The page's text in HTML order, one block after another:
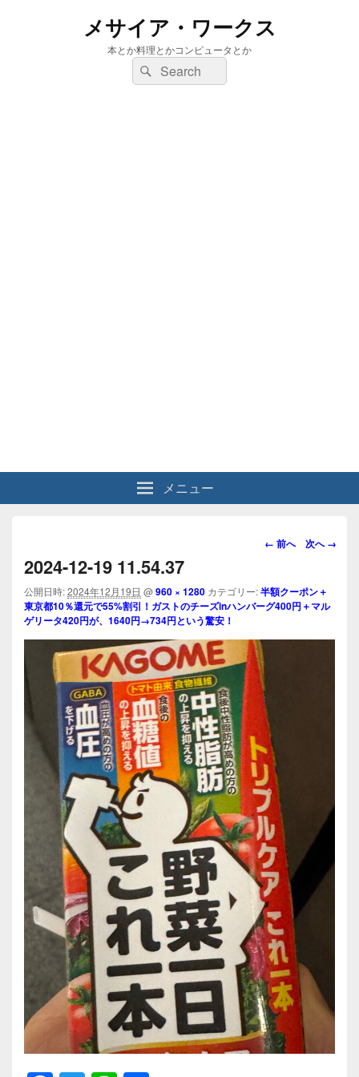
メサイア・ワークス
本とか料理とかコンピュータとか
検
索:
検
索
メニュー
画
ビ
ゲ
シ
ョ
ン
← 前へ 次へ →
2024-12-19 11.54.37
公開日時:2024年12月19日 @960 × 1280 カテゴリー:半額クーポン＋
東京都10％還元で55%割引！ガストのチーズinハンバーグ400円＋マル
ゲリータ420円が、1640円→734円という驚安！